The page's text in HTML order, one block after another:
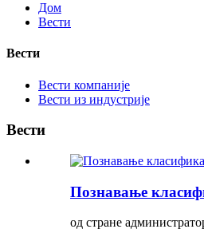
Дом
Вести
Вести
Вести компаније
Вести из индустрије
Вести
Познавање
од стране